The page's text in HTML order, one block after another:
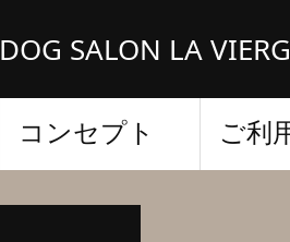
DOG SALON LA
コンセプト ご利